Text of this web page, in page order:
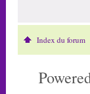
Index du forum